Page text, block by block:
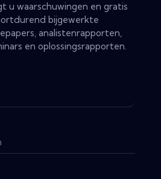
u waarschuwingen en gratis
bijgewerkte
analistenrapporten,
en oplossingsrapporten.